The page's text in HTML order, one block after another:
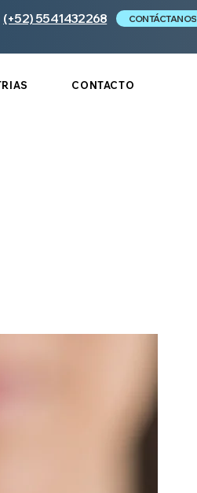
(+52) 5541432268 CONTÁCTANOS
CONTACTO